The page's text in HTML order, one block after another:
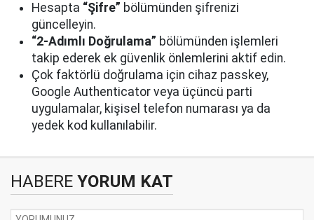
Hesapta “Şifre” bölümünden şifrenizi
güncelleyin.
“2-Adımlı Doğrulama” bölümünden işlemleri
takip ederek ek güvenlik önlemlerini aktif edin.
Çok faktörlü doğrulama için cihaz passkey,
Google Authenticator veya üçüncü parti
uygulamalar, kişisel telefon numarası ya da
yedek kod kullanılabilir.
HABERE YORUM KAT